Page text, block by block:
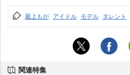
最上もが アイドル モデル タレント
関連特集